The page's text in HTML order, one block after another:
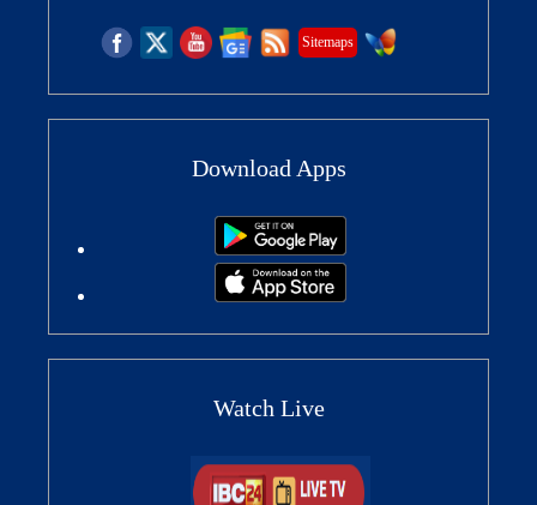
Sitemaps
Download Apps
Watch Live